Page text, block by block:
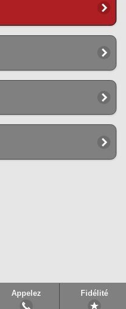
Appelez Fidélité